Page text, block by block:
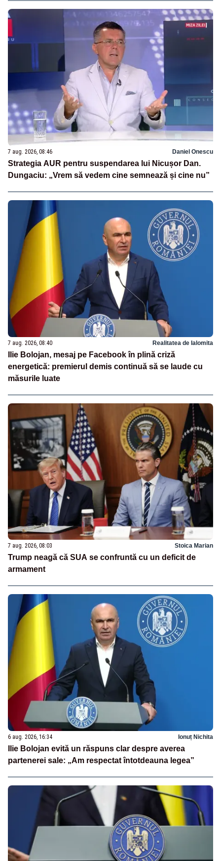
7 aug. 2026, 08:46 Daniel Onescu
Strategia AUR pentru suspendarea lui Nicușor Dan.
Dungaciu: „Vrem să vedem cine semnează și cine nu”
7 aug. 2026, 08:40 Realitatea de Ialomita
Ilie Bolojan, mesaj pe Facebook în plină criză
energetică: premierul demis continuă să se laude cu
măsurile luate
7 aug. 2026, 08:03 Stoica Marian
Trump neagă că SUA se confruntă cu un deficit de
armament
6 aug. 2026, 16:34 Ionuț Nichita
Ilie Bolojan evită un răspuns clar despre averea
partenerei sale: „Am respectat întotdeauna legea”